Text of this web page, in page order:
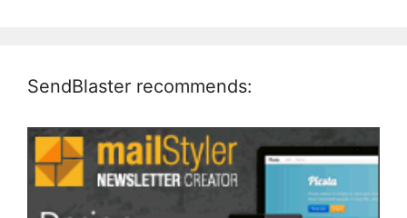
SendBlaster recommends: